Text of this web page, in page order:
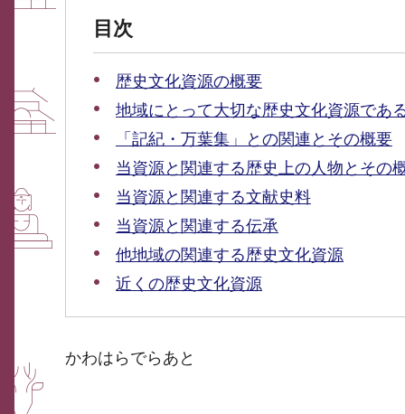
目次
歴史文化資源の概要
地域にとって大切な歴史文化資源であ
「記紀・万葉集」との関連とその概要
当資源と関連する歴史上の人物とその
当資源と関連する文献史料
当資源と関連する伝承
他地域の関連する歴史文化資源
近くの歴史文化資源
かわはらでらあと